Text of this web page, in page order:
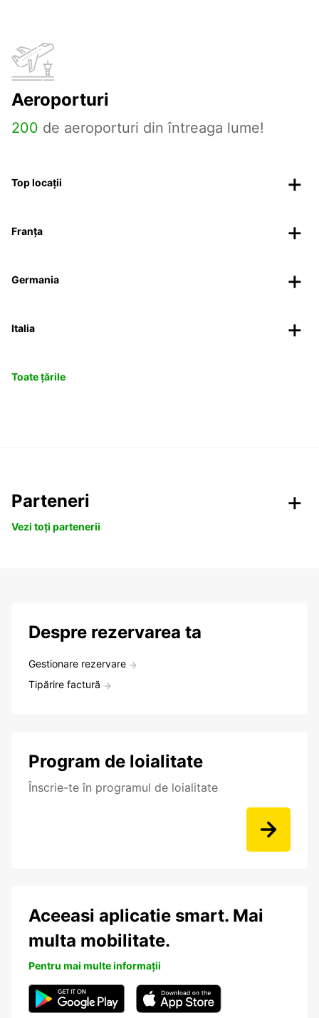
Aeroporturi
200 de aeroporturi din întreaga lume!
Top locații
Franța
Germania
Italia
Toate țările
Parteneri
Vezi toți partenerii
Despre rezervarea ta
Gestionare rezervare
Tipărire factură
Program de loialitate
Înscrie-te în programul de loialitate
Aceeasi aplicatie smart. Mai
multa mobilitate.
Pentru mai multe informații